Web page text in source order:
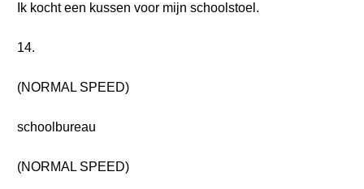
Ik kocht een kussen voor mijn schoolstoel.
14.
(NORMAL SPEED)
schoolbureau
(NORMAL SPEED)